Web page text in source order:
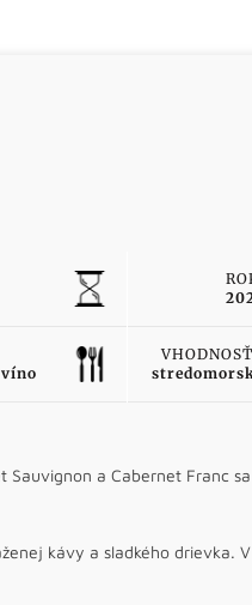
a Cabernet Franc
kávy a sladkého drievka. V